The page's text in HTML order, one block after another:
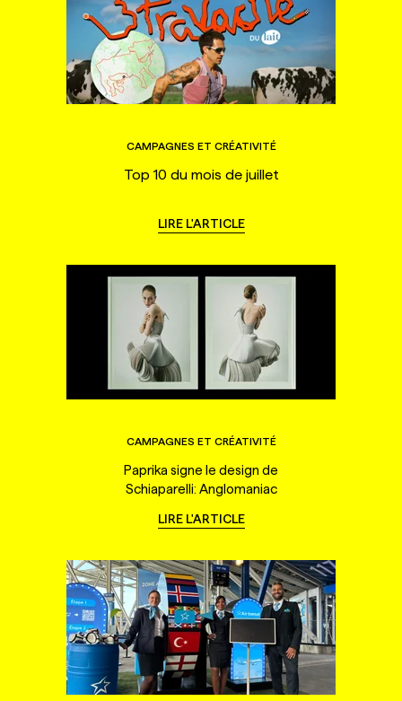
CAMPAGNES ET CRÉATIVITÉ
Top 10 du mois de juillet
LIRE L'ARTICLE
CAMPAGNES ET CRÉATIVITÉ
Paprika signe le design de
Schiaparelli: Anglomaniac
LIRE L'ARTICLE